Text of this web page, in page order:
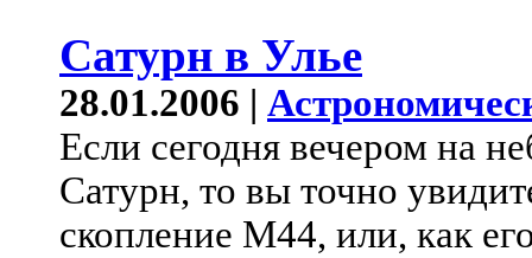
Сатурн в Улье
28.01.2006 |
Если сегодня вечером на
Сатурн, то вы точно
скопление M44, или, как